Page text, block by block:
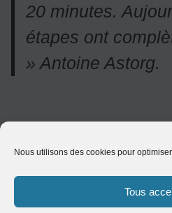
Nous utilisons des cookies pour
Tous
20 minutes.
étapes ont
» Antoine Astorg.
Détection automatique
incohérences.